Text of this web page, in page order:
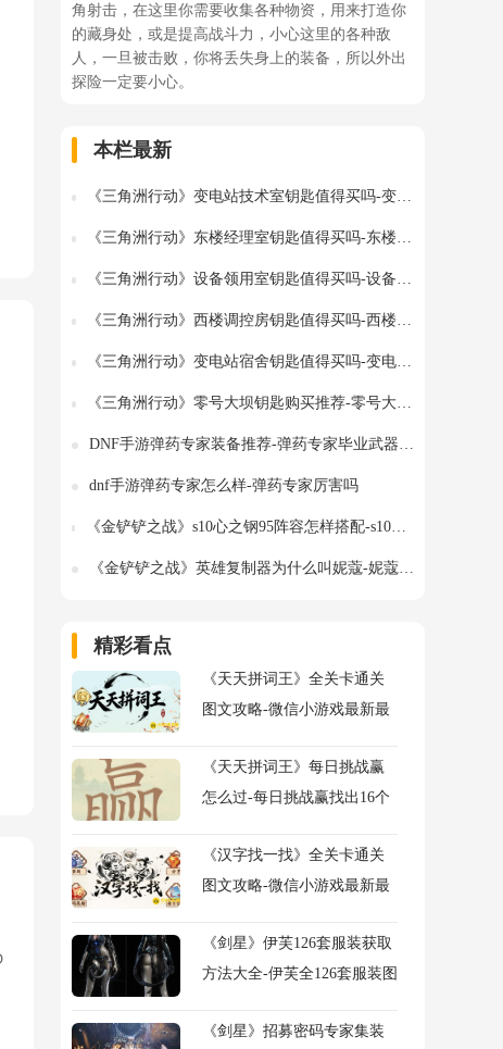
角射击，在这里你需要收集各种物资，用来打造你
的藏身处，或是提高战斗力，小心这里的各种敌
人，一旦被击败，你将丢失身上的装备，所以外出
探险一定要小心。
本栏最新
《三角洲行动》变电站技术室钥匙值得买吗-变电站技术室钥匙性价比高吗
《三角洲行动》东楼经理室钥匙值得买吗-东楼经理室钥匙性价比高吗
《三角洲行动》设备领用室钥匙值得买吗-设备领用室钥匙性价比高吗
《三角洲行动》西楼调控房钥匙值得买吗-西楼调控房钥匙性价比高吗
《三角洲行动》变电站宿舍钥匙值得买吗-变电站宿舍钥匙性价比高吗
《三角洲行动》零号大坝钥匙购买推荐-零号大坝哪些钥匙是必买的
DNF手游弹药专家装备推荐-弹药专家毕业武器装备
dnf手游弹药专家怎么样-弹药专家厉害吗
《金铲铲之战》s10心之钢95阵容怎样搭配-s10心之钢95阵容羁绊装备海克斯运营攻略
《金铲铲之战》英雄复制器为什么叫妮蔻-妮蔻是什么
精彩看点
《天天拼词王》全关卡通关
图文攻略-微信小游戏最新最
《天天拼词王》每日挑战赢
怎么过-每日挑战赢找出16个
《汉字找一找》全关卡通关
图文攻略-微信小游戏最新最
《剑星》伊芙126套服装获取
方法大全-伊芙全126套服装图
《剑星》招募密码专家集装